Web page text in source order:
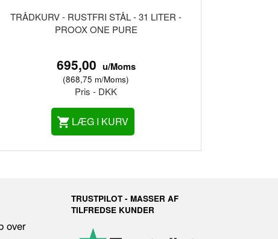
TRÅDKURV - RUSTFRI STÅL - 31 LITER -
PROOX ONE PURE
695,00 u/Moms
(868,75 m/Moms)
Pris - DKK
LÆG I KURV
over
TRUSTPILOT - MASSER AF
TILFREDSE KUNDER